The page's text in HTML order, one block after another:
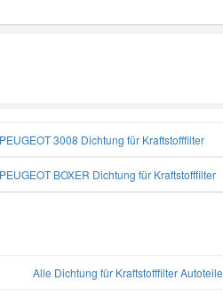
PEUGEOT 3008 Dichtung für Kraftstofffilter
PEUGEOT BOXER Dichtung für Kraftstofffilter
Alle Dichtung für Kraftstofffilter Autoteile